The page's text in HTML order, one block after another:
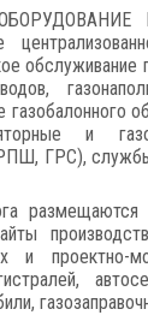
обслуживание
газобалонного
и
ГРС),
размещаются
и проектно-